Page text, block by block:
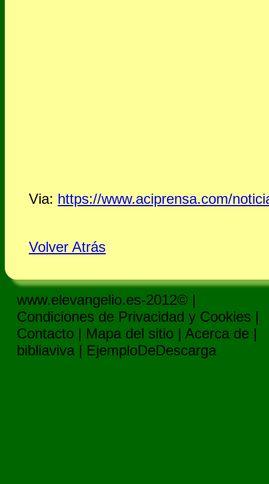
Via: https://www.aciprensa.com/
Volver Atrás
www.elevangelio.es-2012© |
Condiciones de Privacidad y Cookies |
Contacto | Mapa del sitio | Acerca de |
bibliaviva | EjemploDeDescarga